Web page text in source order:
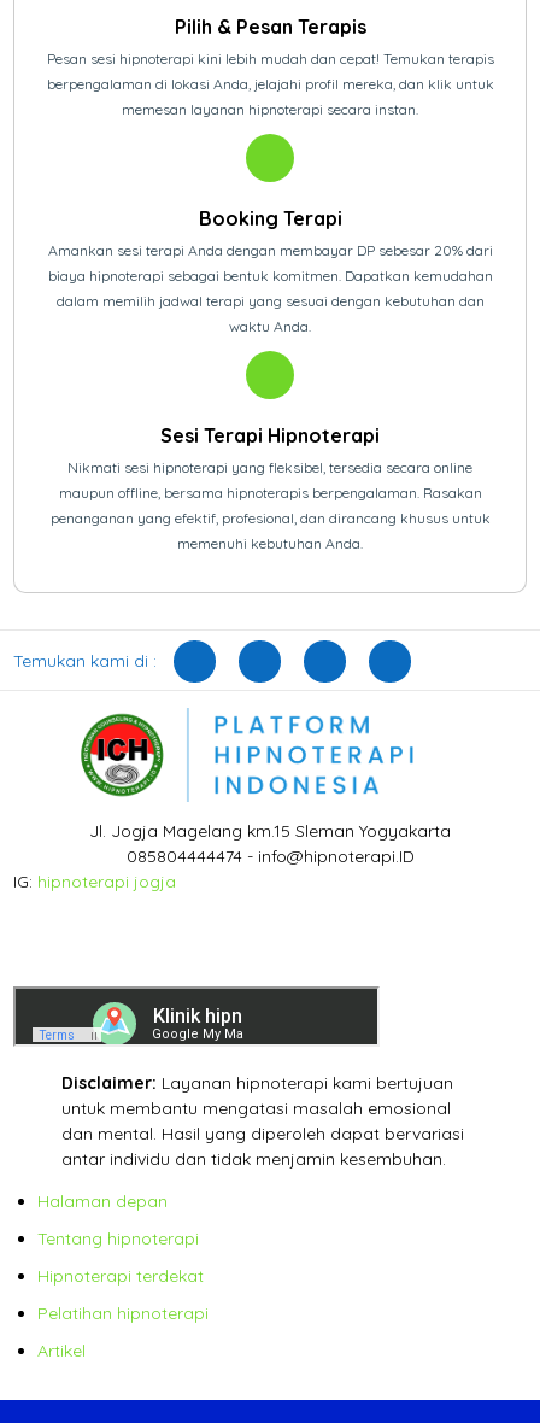
Pilih & Pesan Terapis
Pesan sesi hipnoterapi kini lebih mudah dan cepat! Temukan terapis
berpengalaman di lokasi Anda, jelajahi profil mereka, dan klik untuk
memesan layanan hipnoterapi secara instan.
Booking Terapi
Amankan sesi terapi Anda dengan membayar DP sebesar 20% dari
biaya hipnoterapi sebagai bentuk komitmen. Dapatkan kemudahan
dalam memilih jadwal terapi yang sesuai dengan kebutuhan dan
waktu Anda.
Sesi Terapi Hipnoterapi
Nikmati sesi hipnoterapi yang fleksibel, tersedia secara online
maupun offline, bersama hipnoterapis berpengalaman. Rasakan
penanganan yang efektif, profesional, dan dirancang khusus untuk
memenuhi kebutuhan Anda.
Temukan kami di :
Jl. Jogja Magelang km.15 Sleman Yogyakarta
085804444474 - info@hipnoterapi.ID
IG: hipnoterapi jogja
Disclaimer: Layanan hipnoterapi kami bertujuan
untuk membantu mengatasi masalah emosional
dan mental. Hasil yang diperoleh dapat bervariasi
antar individu dan tidak menjamin kesembuhan.
Halaman depan
Tentang hipnoterapi
Hipnoterapi terdekat
Pelatihan hipnoterapi
Artikel